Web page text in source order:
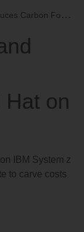
with Red Hat on the Mainf...
on
IBM System z
to carve costs